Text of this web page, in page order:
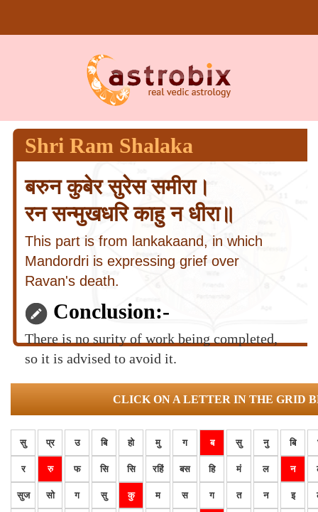
Shri Ram Shalaka
बरुन कुबेर सुरेस समीरा।
रन सन्मुखधरि काहु न धीरा॥
This part is from lankakaand, in which
Mandordri is expressing grief over
Ravan's death.
Conclusion:-
There is no surity of work being completed,
so it is advised to avoid it.
CLICK ON A LETTER IN THE GRID
सु प्र उ बि हो मु ग ब सु नु बि
र रु फ सि सि रहिं बस हि मं ल न
सुज सो ग सु कु म स ग त न इ